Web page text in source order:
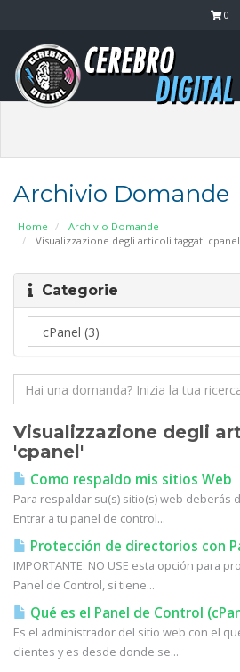
0
Archivio Domande
Home
Archivio Domande
Visualizzazione degli articoli taggati cpanel
Categorie
Visualizzazione degli
'cpanel'
Como respaldo mis sitios Web
Para respaldar su(s) sitio(s) web deberás
Entrar a tu panel de control...
Protección de directorios con
IMPORTANTE: NO USE esta opción para
Panel de Control, si tiene...
Qué es el Panel de Control
Es el administrador del sitio web con el
clientes y es desde donde se...